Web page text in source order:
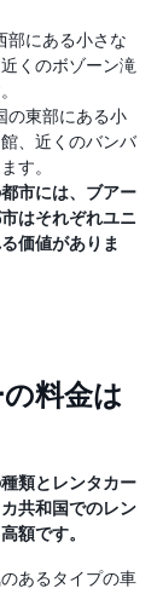
部にある小さな
くのボゾーン滝
の東部にある小
、近くのバンバ
す。
市には、ブアー
はそれぞれユニ
価値がありま
料金は
類とレンタカー
共和国でのレン
額です。
あるタイプの車